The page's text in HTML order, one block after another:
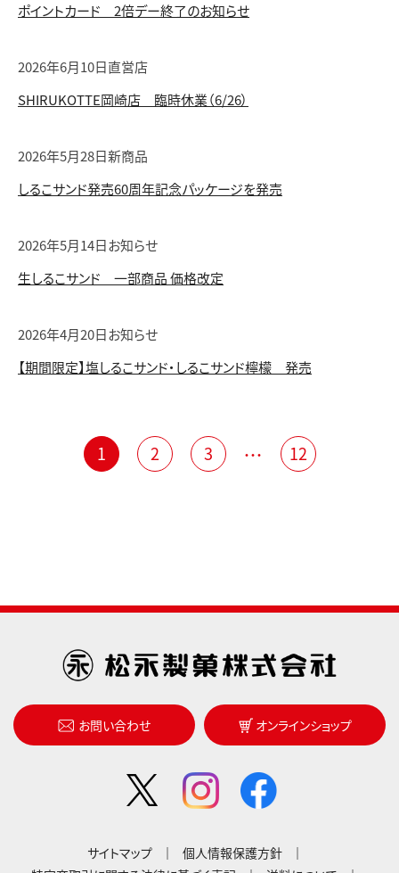
ポイントカード 2倍デー終了のお知らせ
2026年6月10日直営店
SHIRUKOTTE岡崎店 臨時休業（6/26）
2026年5月28日新商品
しるこサンド発売60周年記念パッケージを発売
2026年5月14日お知らせ
生しるこサンド 一部商品 価格改定
2026年4月20日お知らせ
【期間限定】塩しるこサンド・しるこサンド檸檬 発売
1 2 3 ・・・ 12
お問い合わせ オンラインショップ
サイトマップ
個人情報保護方針